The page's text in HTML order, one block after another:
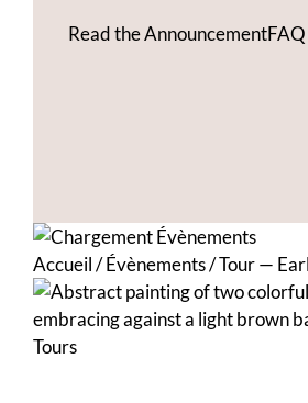
Read the AnnouncementFAQ
Accueil/Évènements/Tour —
Tours